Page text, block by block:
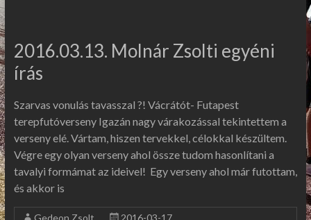
2016.03.13. Molnár Zsolti egyéni
írás
Szarvas vonulás tavasszal ?! Vácrátót- Futapest
terepfutóverseny Igazán nagy várakozással tekintettem a
verseny elé. Vártam, hiszen tervekkel, célokkal készültem.
Végre egy olyan verseny ahol össze tudom hasonlítani a
tavalyi formámat az ideivel! Egy verseny ahol már futottam,
és akkor is
Gedeon Zsolt
2016-03-17